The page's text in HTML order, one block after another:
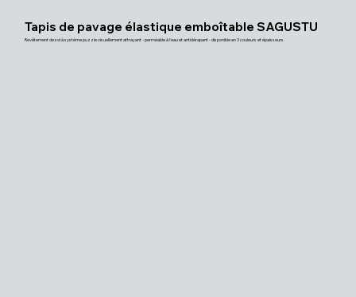
Tapis de pavage élastique emboîtable SAGUSTU
Revêtement de sol à système puzzle visuellement attrayant - perméable à l'eau et antidérapant - disponible en 3 couleurs et épaisseurs.